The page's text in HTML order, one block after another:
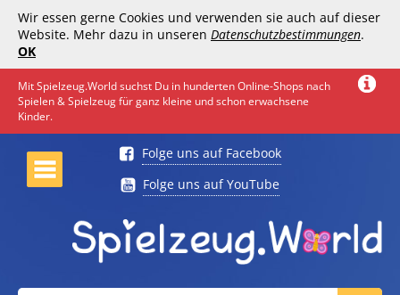
Wir essen gerne Cookies und verwenden sie auch auf dieser
Website. Mehr dazu in unseren Datenschutzbestimmungen.
OK
Mit Spielzeug.World suchst Du in hunderten Online-Shops nach
Spielen & Spielzeug für ganz kleine und schon erwachsene
Kinder.
Folge uns auf Facebook
Folge uns auf YouTube